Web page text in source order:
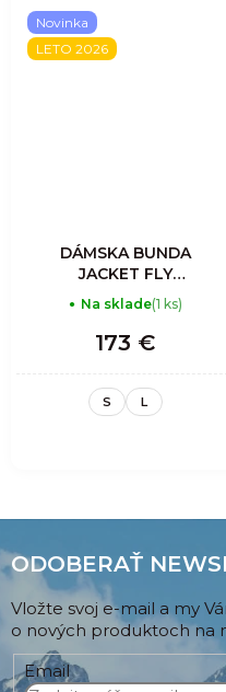
Novinka
LETO 2026
DÁMSKA BUNDA
JACKET FLY
WOMAN - ASTER
Na sklade(1 ks)
173 €
S L
ODOBERAŤ
Vložte svoj e-mail a my
o nových produktoch na
Email